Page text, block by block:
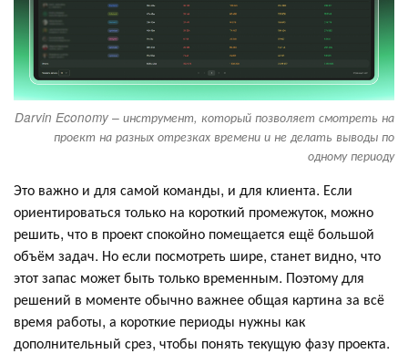
Darvin Economy – инструмент, который позволяет смотреть на
проект на разных отрезках времени и не делать выводы по
одному периоду
Это важно и для самой команды, и для клиента. Если
ориентироваться только на короткий промежуток, можно
решить, что в проект спокойно помещается ещё большой
объём задач. Но если посмотреть шире, станет видно, что
этот запас может быть только временным. Поэтому для
решений в моменте обычно важнее общая картина за всё
время работы, а короткие периоды нужны как
дополнительный срез, чтобы понять текущую фазу проекта.